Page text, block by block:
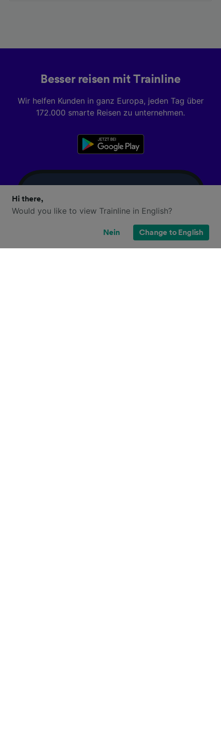
Besser reisen mit Trainline
Wir helfen Kunden in ganz Europa, jeden Tag über
172.000 smarte Reisen zu unternehmen.
Hi there,
Would you like to view Trainline in English?
Nein Change to English